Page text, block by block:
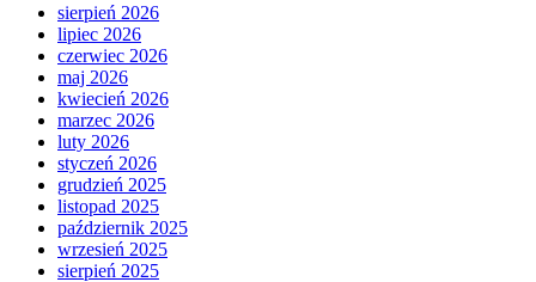
sierpień 2026
lipiec 2026
czerwiec 2026
maj 2026
kwiecień 2026
marzec 2026
luty 2026
styczeń 2026
grudzień 2025
listopad 2025
październik 2025
wrzesień 2025
sierpień 2025